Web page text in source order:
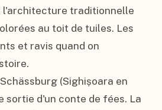
l'architecture traditionnelle
au toit de tuiles. Les
et ravis quand on
(Sighișoara en
sortie d'un conte de fées. La